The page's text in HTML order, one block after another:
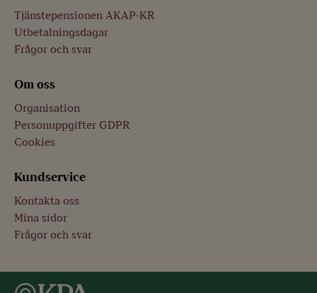
Tjänstepensionen AKAP-KR
Utbetalningsdagar
Frågor och svar
Om oss
Organisation
Personuppgifter GDPR
Cookies
Kundservice
Kontakta oss
Mina sidor
Frågor och svar